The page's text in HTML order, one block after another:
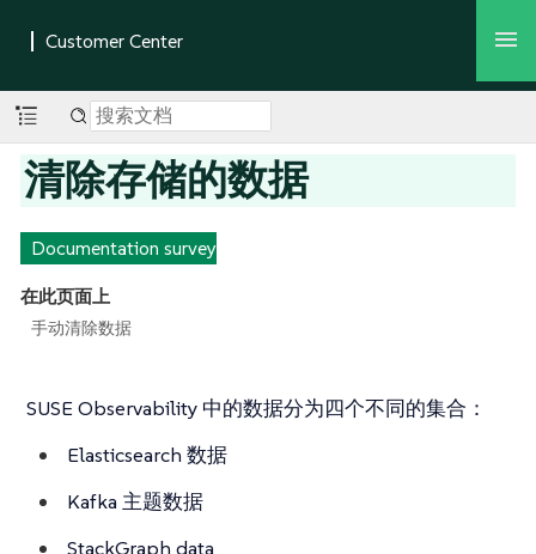
清除存储的数据
Documentation survey
在此页面上
手动清除数据
SUSE Observability 中的数据分为四个不同的集合：
Elasticsearch 数据
Kafka 主题数据
StackGraph data